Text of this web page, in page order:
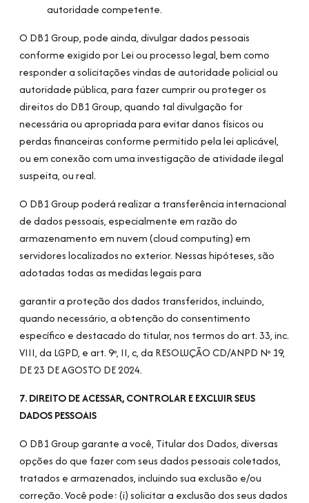
autoridade competente.
O DB1 Group, pode ainda, divulgar dados pessoais
conforme exigido por Lei ou processo legal, bem como
responder a solicitações vindas de autoridade policial ou
autoridade pública, para fazer cumprir ou proteger os
direitos do DB1 Group, quando tal divulgação for
necessária ou apropriada para evitar danos físicos ou
perdas financeiras conforme permitido pela lei aplicável,
ou em conexão com uma investigação de atividade ilegal
suspeita, ou real.
O DB1 Group poderá realizar a transferência internacional
de dados pessoais, especialmente em razão do
armazenamento em nuvem (cloud computing) em
servidores localizados no exterior. Nessas hipóteses, são
adotadas todas as medidas legais para
garantir a proteção dos dados transferidos, incluindo,
quando necessário, a obtenção do consentimento
específico e destacado do titular, nos termos do art. 33, inc.
VIII, da LGPD, e art. 9º, II, c, da RESOLUÇÃO CD/ANPD Nº 19,
DE 23 DE AGOSTO DE 2024.
7. DIREITO DE ACESSAR, CONTROLAR E EXCLUIR SEUS
DADOS PESSOAIS
O DB1 Group garante a você, Titular dos Dados, diversas
opções do que fazer com seus dados pessoais coletados,
tratados e armazenados, incluindo sua exclusão e/ou
correção. Você pode: (i) solicitar a exclusão dos seus dados